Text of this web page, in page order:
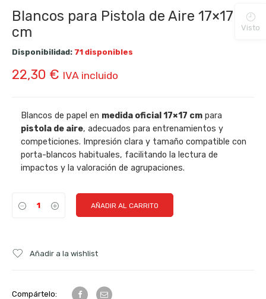
Blancos para Pistola de Aire 17×17
cm
Disponibilidad: 71 disponibles
22,30 € IVA incluido
Blancos de papel en medida oficial 17×17 cm para
pistola de aire, adecuados para entrenamientos y
competiciones. Impresión clara y tamaño compatible con
porta-blancos habituales, facilitando la lectura de
impactos y la valoración de agrupaciones.
AÑADIR AL CARRITO
Añadir a la wishlist
Compártelo:
Visto